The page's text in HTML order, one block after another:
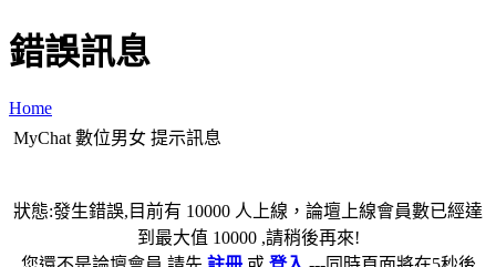
錯誤訊息
Home
MyChat 數位男女 提示訊息
狀態:發生錯誤,目前有 10000 人上線，論壇上線會員數已經達
到最大值 10000 ,請稍後再來!